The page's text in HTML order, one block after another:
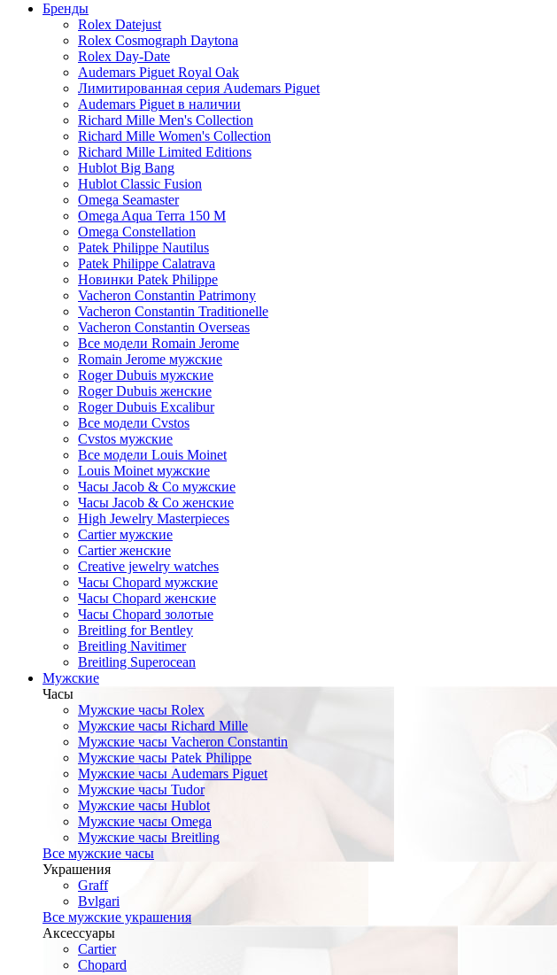
Бренды
Rolex Datejust
Rolex Cosmograph Daytona
Rolex Day-Date
Audemars Piguet Royal Oak
Лимитированная серия Audemars Piguet
Audemars Piguet в наличии
Richard Mille Men's Collection
Richard Mille Women's Collection
Richard Mille Limited Editions
Hublot Big Bang
Hublot Classic Fusion
Omega Seamaster
Omega Aqua Terra 150 M
Omega Constellation
Patek Philippe Nautilus
Patek Philippe Calatrava
Новинки Patek Philippe
Vacheron Constantin Patrimony
Vacheron Constantin Traditionelle
Vacheron Constantin Overseas
Все модели Romain Jerome
Romain Jerome мужские
Roger Dubuis мужские
Roger Dubuis женские
Roger Dubuis Excalibur
Все модели Cvstos
Cvstos мужские
Все модели Louis Moinet
Louis Moinet мужские
Часы Jacob & Co мужские
Часы Jacob & Co женские
High Jewelry Masterpieces
Cartier мужские
Cartier женские
Creative jewelry watches
Часы Chopard мужские
Часы Сhopard женские
Часы Сhopard золотые
Breitling for Bentley
Breitling Navitimer
Breitling Superocean
Мужские
Часы
Мужские часы Rolex
Мужские часы Richard Mille
Мужские часы Vacheron Constantin
Мужские часы Patek Philippe
Мужские часы Audemars Piguet
Мужские часы Tudor
Мужские часы Hublot
Мужские часы Omega
Мужские часы Breitling
Все мужские часы
Украшения
Graff
Bvlgari
Все мужские украшения
Аксессуары
Cartier
Chopard